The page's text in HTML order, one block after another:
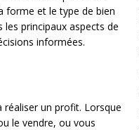
forme et le type de bien
principaux aspects de
informées.
réaliser un profit. Lorsque
le vendre, ou vous